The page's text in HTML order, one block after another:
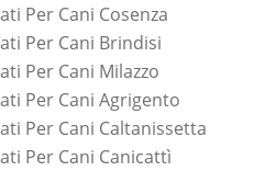
Per Cani Cosenza
Per Cani Brindisi
Per Cani Milazzo
Per Cani Agrigento
Per Cani Caltanissetta
Per Cani Canicattì